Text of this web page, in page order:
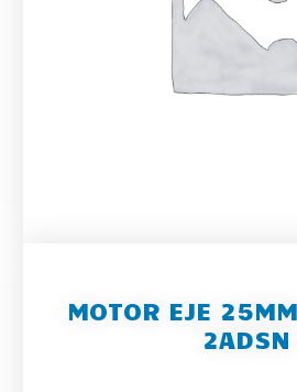
MOTOR EJE
2ADSN